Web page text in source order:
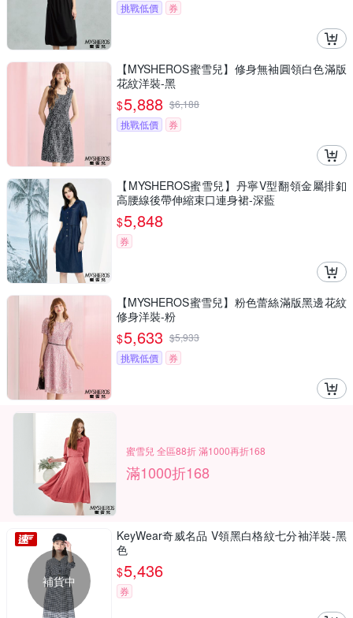
挑戰低價
券
【MYSHEROS蜜雪兒】修身無袖圓領白色滿版
花紋洋裝-黑
$5,888 $6,188
挑戰低價
券
【MYSHEROS蜜雪兒】丹寧V型翻領金屬排釦
高腰線後帶伸縮束口連身裙-深藍
$5,848
券
【MYSHEROS蜜雪兒】粉色蕾絲滿版黑邊花紋
修身洋裝-粉
$5,633 $5,933
挑戰低價
券
蜜雪兒 全區88折 滿1000再折168
滿1000折168
補貨中
KeyWear奇威名品 V領黑白格紋七分袖洋裝-黑
色
$5,436
券